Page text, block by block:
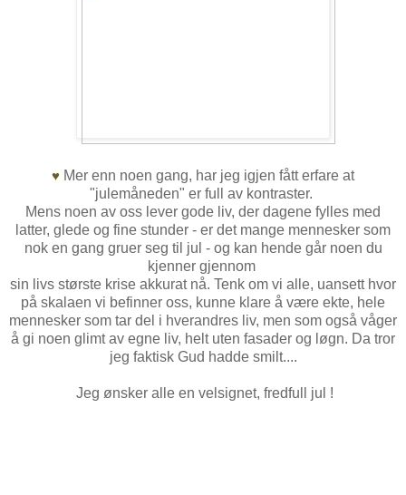
♥ Mer enn noen gang, har jeg igjen fått erfare at
"julemåneden" er full av kontraster.
Mens noen av oss lever gode liv, der dagene fylles med
latter, glede og fine stunder - er det mange mennesker som
nok en gang gruer seg til jul - og kan hende går noen du
kjenner gjennom
sin livs største krise akkurat nå. Tenk om vi alle, uansett hvor
på skalaen vi befinner oss, kunne klare å være ekte, hele
mennesker som tar del i hverandres liv, men som også våger
å gi noen glimt av egne liv, helt uten fasader og løgn. Da tror
jeg faktisk Gud hadde smilt....
Jeg ønsker alle en velsignet, fredfull jul !